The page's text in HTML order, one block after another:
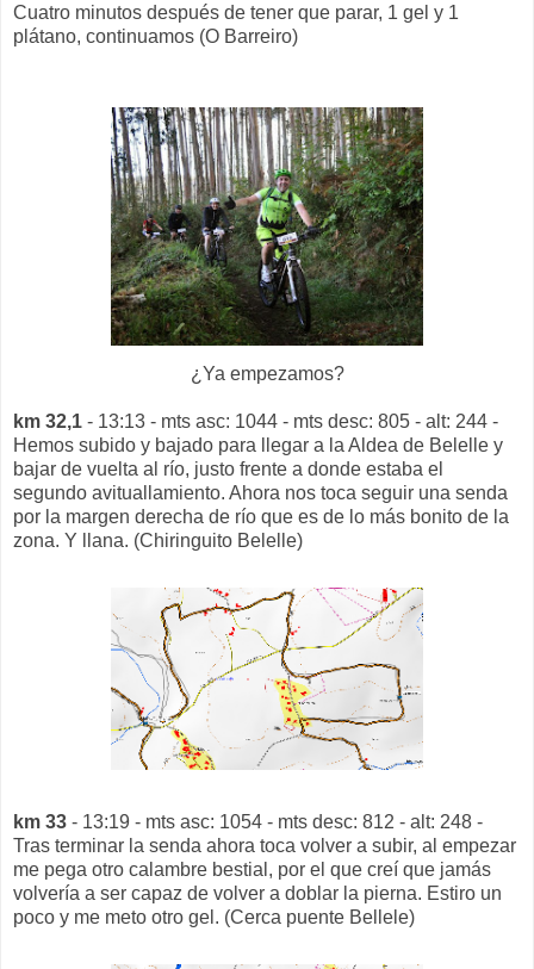
Cuatro minutos después de tener que parar, 1 gel y 1
plátano, continuamos (O Barreiro)
¿Ya empezamos?
km 32,1 - 13:13 - mts asc: 1044 - mts desc: 805 - alt: 244 -
Hemos subido y bajado para llegar a la Aldea de Belelle y
bajar de vuelta al río, justo frente a donde estaba el
segundo avituallamiento. Ahora nos toca seguir una senda
por la margen derecha de río que es de lo más bonito de la
zona. Y llana. (Chiringuito Belelle)
km 33 - 13:19 - mts asc: 1054 - mts desc: 812 - alt: 248 -
Tras terminar la senda ahora toca volver a subir, al empezar
me pega otro calambre bestial, por el que creí que jamás
volvería a ser capaz de volver a doblar la pierna. Estiro un
poco y me meto otro gel. (Cerca puente Bellele)